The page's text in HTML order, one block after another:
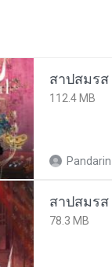
สาปสมรส
112.4 MB
Pandarin
สาปสมรส
78.3 MB